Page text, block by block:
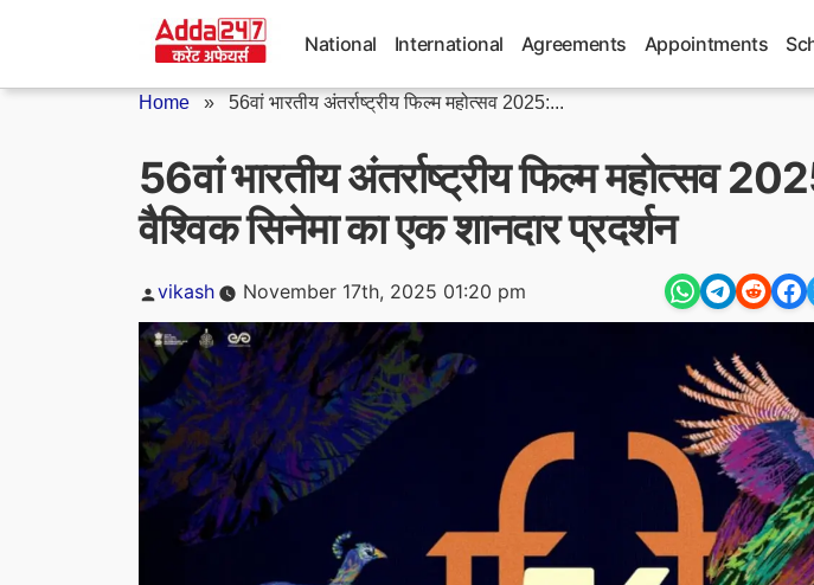
National International Agreements Appointments
Home » 56वां भारतीय अंतर्राष्ट्रीय फिल्म महोत्सव 2025:...
56वां भारतीय अंतर्राष्ट्रीय फिल्म महोत्सव
वैश्विक सिनेमा का एक शानदार प्रदर्शन
Posted
vikash November 17th, 2025 01:20 pm